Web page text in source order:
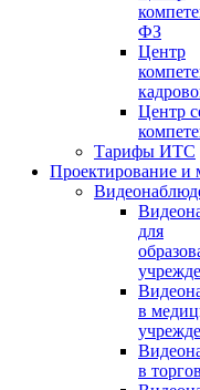
ФЗ
Центр
Центр
Тарифы ИТС
Проектирование и
для
в
в